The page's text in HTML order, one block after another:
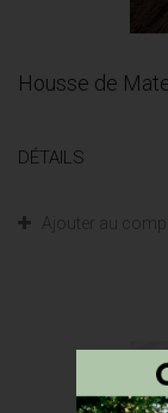
Housse de
DÉTAILS
Ajouter au